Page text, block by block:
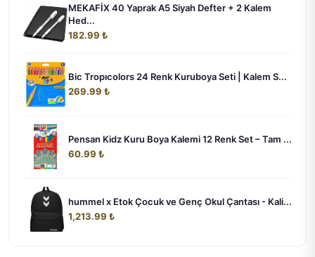
MEKAFİX 40 Yaprak A5 Siyah Defter + 2 Kalem
Hed...
182.99 ₺
Bic Tropıcolors 24 Renk Kuruboya Seti | Kalem S...
269.99 ₺
Pensan Kidz Kuru Boya Kalemi 12 Renk Set – Tam ...
60.99 ₺
hummel x Etok Çocuk ve Genç Okul Çantası - Kali...
1,213.99 ₺